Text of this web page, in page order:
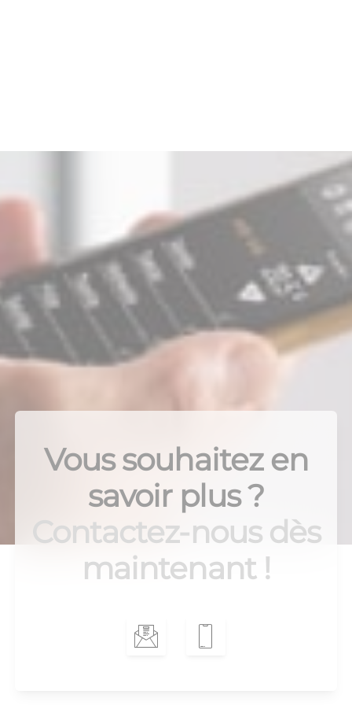
Vous souhaitez en
savoir plus ?
Contactez-nous dès
maintenant !